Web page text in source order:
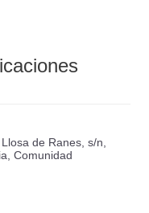
de Ranes, s/n,
Comunidad